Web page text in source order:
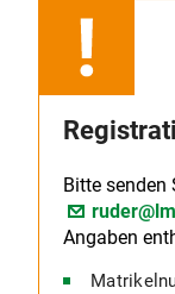
Bitte senden
Angaben